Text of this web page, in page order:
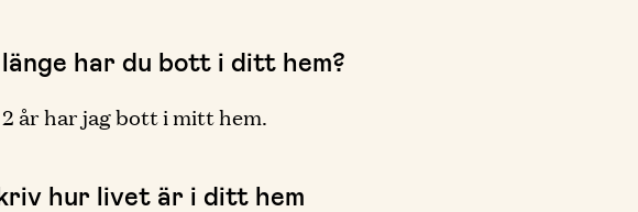
har du bott i ditt hem?
år har jag bott i mitt hem.
hur livet är i ditt hem